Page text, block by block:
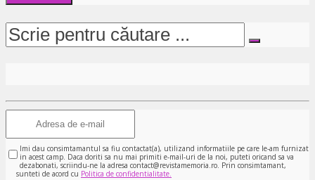
Imi dau consimtamantul sa fiu contactat(a), utilizand informatiile pe care le-am furnizat
in acest camp. Daca doriti sa nu mai primiti e-mail-uri de la noi, puteti oricand sa va
dezabonati, scriindu-ne la adresa contact@revistamemoria.ro. Prin consimtamant,
sunteti de acord cu Politica de confidentialitate.